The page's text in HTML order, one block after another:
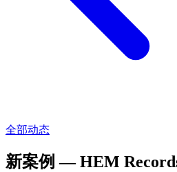
全部动态
新案例 — HEM